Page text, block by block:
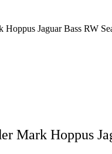
Jaguar Bass RW
Mark Hoppus